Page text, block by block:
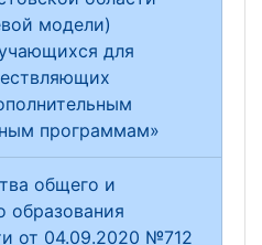
модели)
для
программам»
общего и
образования
от 04.09.2020 №712